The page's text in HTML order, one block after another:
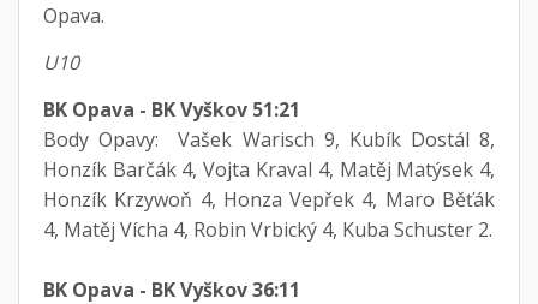
Opava.
U10
BK Opava - BK Vyškov 51:21
Body Opavy: Vašek Warisch 9, Kubík Dostál 8,
Honzík Barčák 4, Vojta Kraval 4, Matěj Matýsek 4,
Honzík Krzywoň 4, Honza Vepřek 4, Maro Běťák
4, Matěj Vícha 4, Robin Vrbický 4, Kuba Schuster 2.
BK Opava - BK Vyškov 36:11